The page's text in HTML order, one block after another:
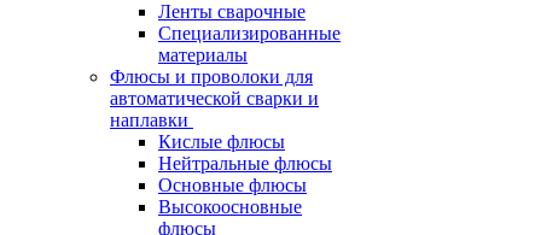
Ленты сварочные
Специализированные
материалы
Флюсы и проволоки для
автоматической сварки и
наплавки
Кислые флюсы
Нейтральные флюсы
Основные флюсы
Высокоосновные
флюсы